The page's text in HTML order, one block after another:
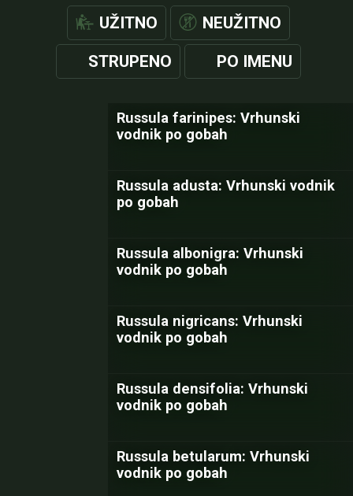
UŽITNO NEUŽITNO
STRUPENO PO IMENU
Russula farinipes: Vrhunski
vodnik po gobah
Russula adusta: Vrhunski vodnik
po gobah
Russula albonigra: Vrhunski
vodnik po gobah
Russula nigricans: Vrhunski
vodnik po gobah
Russula densifolia: Vrhunski
vodnik po gobah
Russula betularum: Vrhunski
vodnik po gobah